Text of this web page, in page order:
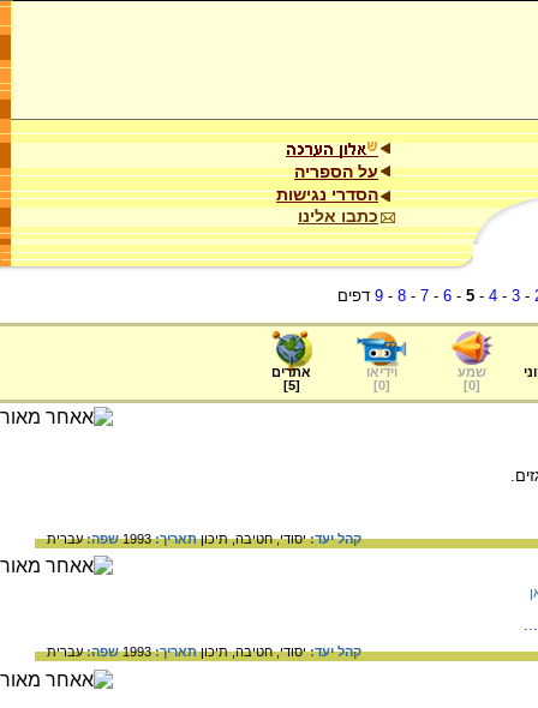
על הספריה
הסדרי נגישות
כתבו אלינו
-
3
-
4
-
5
-
6
-
7
-
8
-
9 דפים
שמע
[
0
]
וידיאו
[
0
]
אתרים
[
5
]
קהל יעד:יסודי,חטיבה,תיכוןתאריך:1993 שפה:עברית
קהל יעד:יסודי,חטיבה,תיכוןתאריך:1993 שפה:עברית